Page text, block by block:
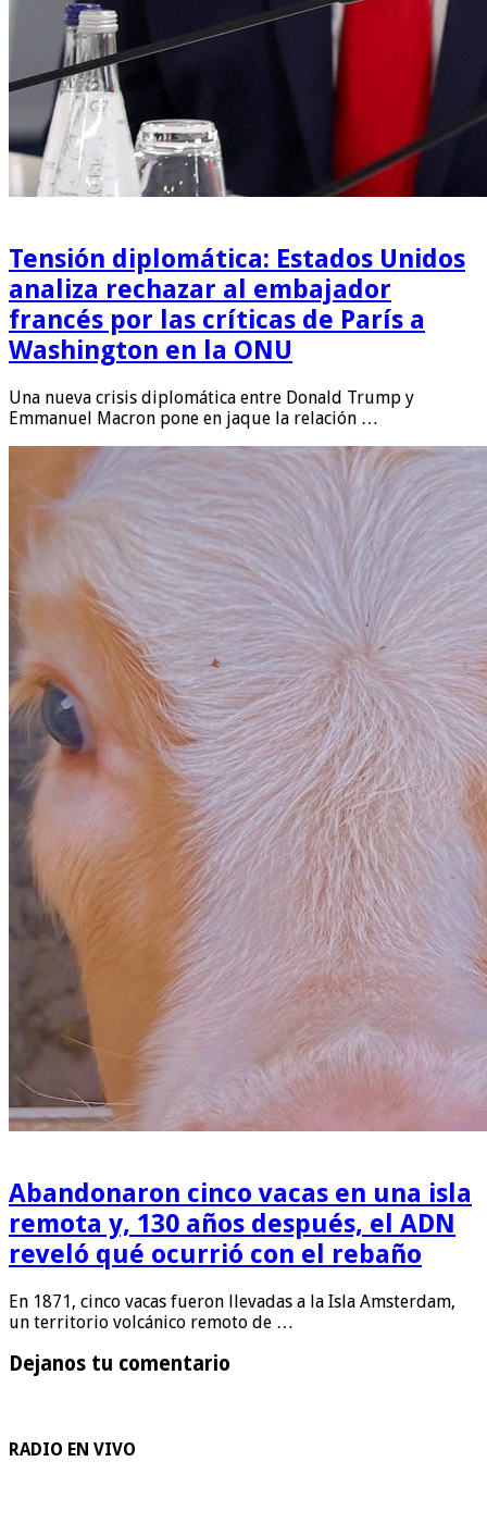
Tensión diplomática: Estados Unidos
analiza rechazar al embajador
francés por las críticas de París a
Washington en la ONU
Una nueva crisis diplomática entre Donald Trump y
Emmanuel Macron pone en jaque la relación …
Abandonaron cinco vacas en una isla
remota y, 130 años después, el ADN
reveló qué ocurrió con el rebaño
En 1871, cinco vacas fueron llevadas a la Isla Amsterdam,
un territorio volcánico remoto de …
Dejanos tu comentario
RADIO EN VIVO